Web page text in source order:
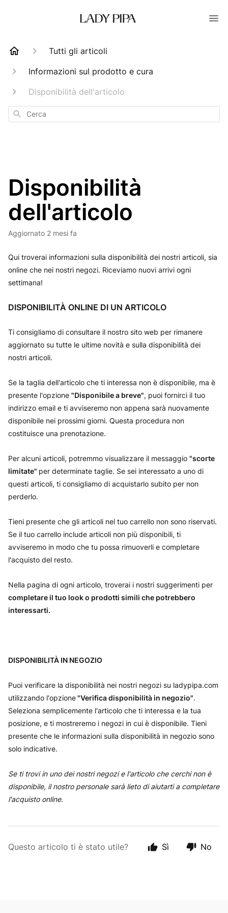
Tutti gli articoli
Informazioni sul prodotto e cura
Disponibilità dell'articolo
Cerca
Disponibilità
dell'articolo
Aggiornato 2 mesi fa
Qui troverai informazioni sulla disponibilità dei nostri articoli, sia
online che nei nostri negozi. Riceviamo nuovi arrivi ogni
settimana!
DISPONIBILITÀ ONLINE DI UN ARTICOLO
Ti consigliamo di consultare il nostro sito web per rimanere
aggiornato su tutte le ultime novità e sulla disponibilità dei
nostri articoli.
Se la taglia dell'articolo che ti interessa non è disponibile, ma è
presente l'opzione "Disponibile a breve", puoi fornirci il tuo
indirizzo email e ti avviseremo non appena sarà nuovamente
disponibile nei prossimi giorni. Questa procedura non
costituisce una prenotazione.
Per alcuni articoli, potremmo visualizzare il messaggio "scorte
limitate" per determinate taglie. Se sei interessato a uno di
questi articoli, ti consigliamo di acquistarlo subito per non
perderlo.
Tieni presente che gli articoli nel tuo carrello non sono riservati.
Se il tuo carrello include articoli non più disponibili, ti
avviseremo in modo che tu possa rimuoverli e completare
l'acquisto del resto.
Nella pagina di ogni articolo, troverai i nostri suggerimenti per
completare il tuo look o prodotti simili che potrebbero
interessarti.
DISPONIBILITÀ IN NEGOZIO
Puoi verificare la disponibilità nei nostri negozi su ladypipa.com
utilizzando l'opzione"Verifica disponibilità in negozio".
Seleziona semplicemente l'articolo che ti interessa e la tua
posizione, e ti mostreremo i negozi in cui è disponibile. Tieni
presente che le informazioni sulla disponibilità in negozio sono
solo indicative.
Se ti trovi in uno dei nostri negozi e l'articolo che cerchi non è
disponibile, il nostro personale sarà lieto di aiutarti a completare
l'acquisto online.
Questo articolo ti è stato utile? Sì No